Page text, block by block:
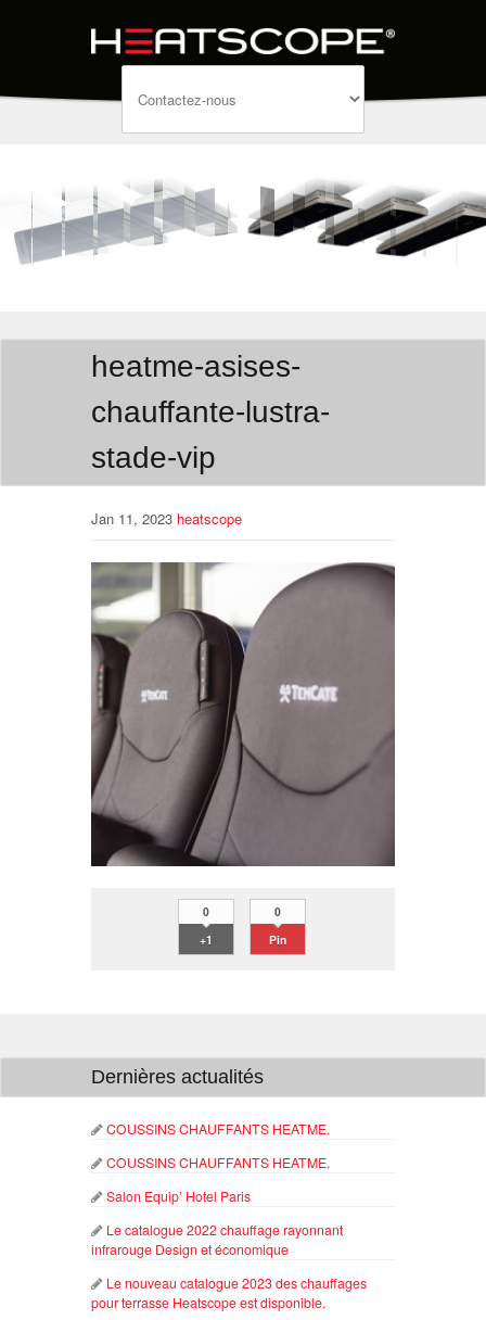
heatme-asises-
chauffante-lustra-
stade-vip
Jan 11, 2023 heatscope
0
+1
0
Pin
Dernières actualités
COUSSINS CHAUFFANTS HEATME.
COUSSINS CHAUFFANTS HEATME.
Salon Equip’ Hotel Paris
Le catalogue 2022 chauffage rayonnant
infrarouge Design et économique
Le nouveau catalogue 2023 des chauffages
pour terrasse Heatscope est disponible.